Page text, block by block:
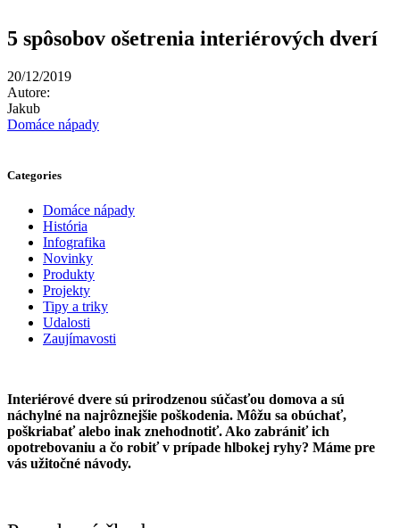
5 spôsobov ošetrenia interiérových dverí
20/12/2019
Autore:
Jakub
Domáce nápady
Categories
Domáce nápady
História
Infografika
Novinky
Produkty
Projekty
Tipy a triky
Udalosti
Zaujímavosti
Interiérové dvere sú prirodzenou súčasťou domova a sú
náchylné na najrôznejšie poškodenia. Môžu sa obúchať,
poškriabať alebo inak znehodnotiť. Ako zabrániť ich
opotrebovaniu a čo robiť v prípade hlbokej ryhy? Máme pre
vás užitočné návody.